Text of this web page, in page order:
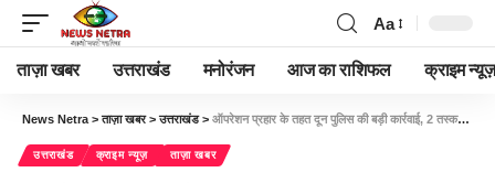
Aa
ताज़ा खबर उत्तराखंड मनोरंजन आज का राशिफल क्राइम न्यूज़
News Netra >ताज़ा खबर>उत्तराखंड> ऑपरेशन प्रहार के तहत दून पुलिस की बड़ी कार्रवाई, 2 तस्कर गिरफ्तार, 2 किलो से अधिक मादक पदार्थ बरामद-Newsnetra
उत्तराखंड क्राइम न्यूज़ ताज़ा खबर